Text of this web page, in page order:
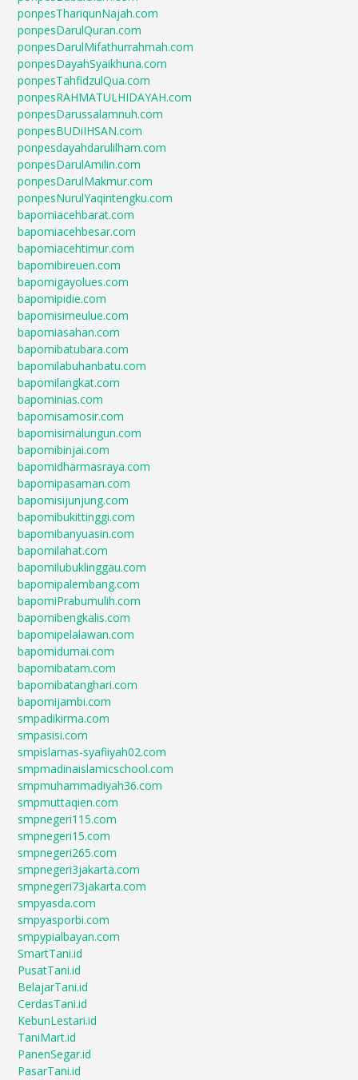
ponpesThariqunNajah.com
ponpesDarulQuran.com
ponpesDarulMifathurrahmah.com
ponpesDayahSyaikhuna.com
ponpesTahfidzulQua.com
ponpesRAHMATULHIDAYAH.com
ponpesDarussalamnuh.com
ponpesBUDiIHSAN.com
ponpesdayahdarulilham.com
ponpesDarulAmilin.com
ponpesDarulMakmur.com
ponpesNurulYaqintengku.com
bapomiacehbarat.com
bapomiacehbesar.com
bapomiacehtimur.com
bapomibireuen.com
bapomigayolues.com
bapomipidie.com
bapomisimeulue.com
bapomiasahan.com
bapomibatubara.com
bapomilabuhanbatu.com
bapomilangkat.com
bapominias.com
bapomisamosir.com
bapomisimalungun.com
bapomibinjai.com
bapomidharmasraya.com
bapomipasaman.com
bapomisijunjung.com
bapomibukittinggi.com
bapomibanyuasin.com
bapomilahat.com
bapomilubuklinggau.com
bapomipalembang.com
bapomiPrabumulih.com
bapomibengkalis.com
bapomipelalawan.com
bapomidumai.com
bapomibatam.com
bapomibatanghari.com
bapomijambi.com
smpadikirma.com
smpasisi.com
smpislamas-syafiiyah02.com
smpmadinaislamicschool.com
smpmuhammadiyah36.com
smpmuttaqien.com
smpnegeri115.com
smpnegeri15.com
smpnegeri265.com
smpnegeri3jakarta.com
smpnegeri73jakarta.com
smpyasda.com
smpyasporbi.com
smpypialbayan.com
SmartTani.id
PusatTani.id
BelajarTani.id
CerdasTani.id
KebunLestari.id
TaniMart.id
PanenSegar.id
PasarTani.id